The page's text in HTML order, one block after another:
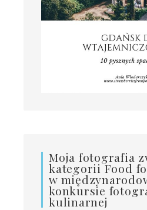
Moja fotografia
kategorii Food
w
konkursie
kulinarnej